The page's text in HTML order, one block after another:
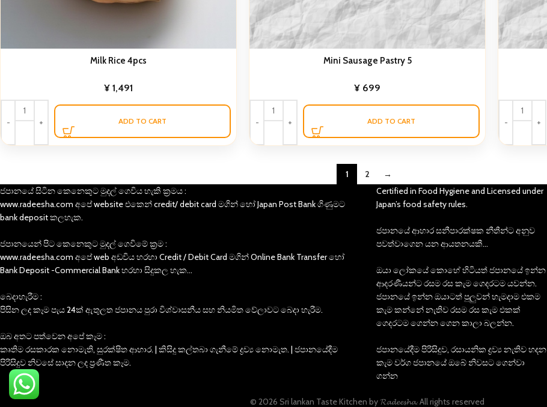
Milk Rice 4pcs
¥ 1,491
ADD TO CART
Mini Sausage Pastry 5
¥ 699
ADD TO CART
1 2
→
ජපානයේ සිටින කෙනෙකුට මුදල් ගෙවිය හැකි ක්‍රමය :
www.radeesha.com අපේ website එකෙන් credit/ debit card මගින් හෝ Japan Post Bank ගිණුමට
bank deposit කලහැක.
ජපානයෙන් පිට කෙනෙකුට මුදල් ගෙවිමේ ක්‍රම :
www.radeesha.com අපේ web අඩවිය හරහා Credit / Debit Card මගින් Online Bank Transfer හෝ
Bank Deposit -Commercial Bank හරහා සිදුකල හැක…
බෙදාහැරීම :
පිසින ලද කෑම පැය 24ක් ඇතුලත ජපානය පුරා විශ්වාසනීය සහ නියමිත වේලාවට බෙදා හැරීම.
ඔබ අතට පත්වෙන අපේ කෑම :
කෘතිම රසකාරක නොමැති, සුරක්ෂිත ආහාර. | කිසිදු කල්තබා ගැනීමේ ද්‍රව්‍ය නොමැත. | ජපානයේදීම
පිරිසිදුව නිවසේ සාදන ලද ප්‍රණීත කෑම.
Certified in Food Hygiene and Licensed under
Japan’s food safety rules.
ජපානයේ ආහාර සනීපාරක්ෂක නීතීන්ට අනුව
පවත්වාගෙන යන ආයතනයකී…
ඔයා ලෝකයේ කොහේ හිටියත් ජපානයේ ඉන්න
ආදරණීයන්ට රසම රස කැම ගෙදරටම යවන්න.
ජපානයේ ඉන්න ඔයාටත් පුලුවන් හැමදාම එකම
කැම කන්නේ නැතිව රසම රස කැම එකක්
ගෙදරටම ගෙන්න ගෙන කාලා බලන්න.
ජපානයේදීම පිරිසිදුව, රසායනික ද්‍රව්‍ය නැතිව හදන
කැම වර්ග ජපානයේ ඔබේ නිවසට ගෙන්වා
ගන්න
© 2026 Sri lankan Taste Kitchen by 𝓡𝓪𝓭𝓮𝓮𝓼𝓱𝓪. All rights reserved